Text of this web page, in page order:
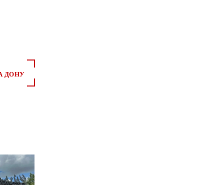
ДОНУ